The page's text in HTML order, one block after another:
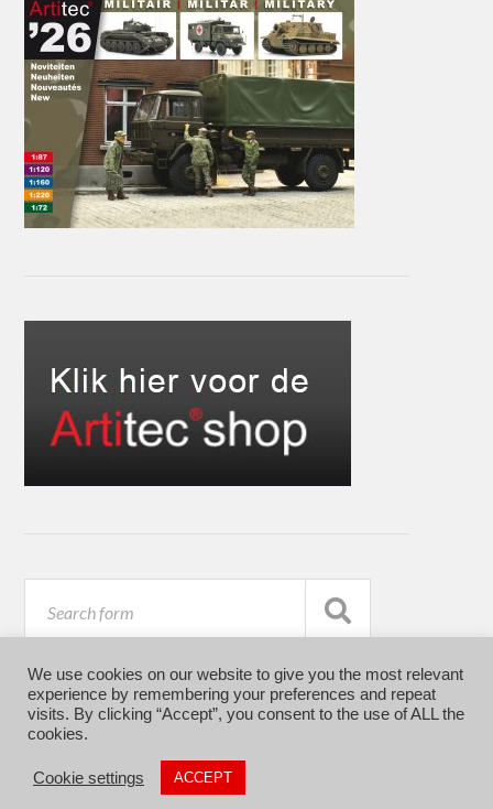
© 2026
THEME BYANDERS NORÉN
We use cookies on our website to give you the most relevant
experience by remembering your preferences and repeat
visits. By clicking “Accept”, you consent to the use of ALL the
cookies.
Cookie settings ACCEPT